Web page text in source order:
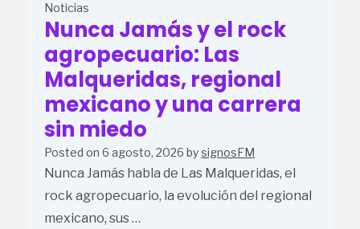
Noticias
Nunca Jamás y el rock
agropecuario: Las
Malqueridas, regional
mexicano y una carrera
sin miedo
Posted on 6 agosto, 2026 bysignosFM
Nunca Jamás habla de Las Malqueridas, el
rock agropecuario, la evolución del regional
mexicano, sus …